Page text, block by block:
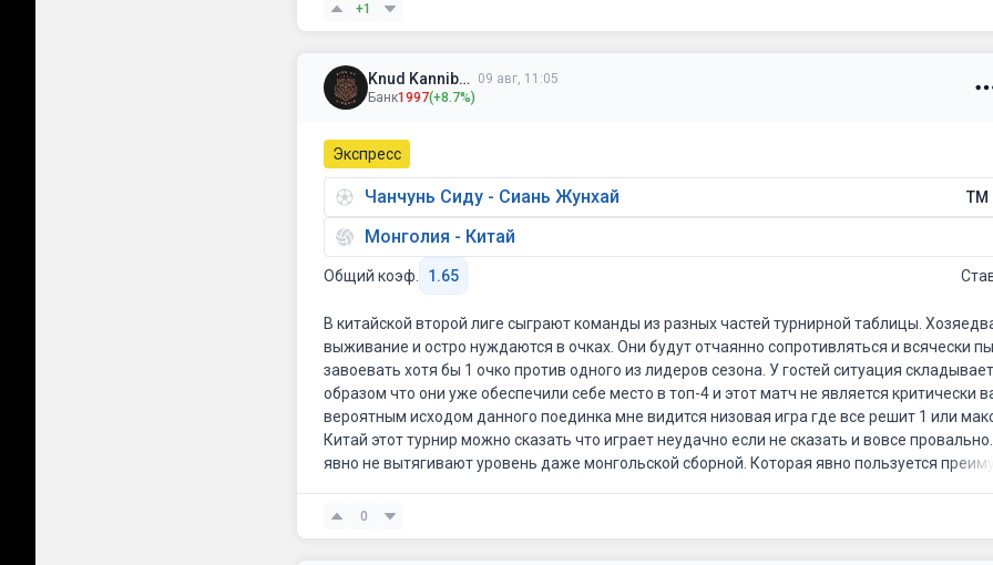
+1
Knud Kannibaal
09 авг, 11:05
Банк1997(+8.7%)
Экспресс
Чанчунь Сиду - Сиань Жунхай ТМ
Монголия - Китай
Общий коэф. 1.65
В китайской второй лиге сыграют команды из разных частей турнирной таблицы.
выживание и остро нуждаются в очках. Они будут отчаянно сопротивляться и всячески
завоевать хотя бы 1 очко против одного из лидеров сезона. У гостей ситуация
образом что они уже обеспечили себе место в топ-4 и этот матч не является
вероятным исходом данного поединка мне видится низовая игра где все решит 1 или
Китай этот турнир можно сказать что играет неудачно если не сказать и вовсе
явно не вытягивают уровень даже монгольской сборной. Которая явно пользуется
громили Китай 3-0 совсем недавно и я считаю что еще одна победа не заставит себя
0